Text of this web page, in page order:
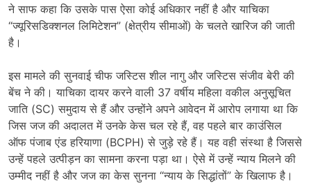
ने साफ कहा कि उसके पास ऐसा कोई अधिकार नहीं है और याचिका
“ज्यूरिसडिक्शनल लिमिटेशन” (क्षेत्रीय सीमाओं) के चलते खारिज की जाती
है।
इस मामले की सुनवाई चीफ जस्टिस शील नागु और जस्टिस संजीव बेरी की
बेंच ने की। याचिका दायर करने वाली 37 वर्षीय महिला वकील अनुसूचित
जाति (SC) समुदाय से हैं और उन्होंने अपने आवेदन में आरोप लगाया था कि
जिस जज की अदालत में उनके केस चल रहे हैं, वह पहले बार काउंसिल
ऑफ पंजाब एंड हरियाणा (BCPH) से जुड़े रहे हैं। यह वही संस्था है जिससे
उन्हें पहले उत्पीड़न का सामना करना पड़ा था। ऐसे में उन्हें न्याय मिलने की
उम्मीद नहीं है और जज का केस सुनना “न्याय के सिद्धांतों” के खिलाफ है।